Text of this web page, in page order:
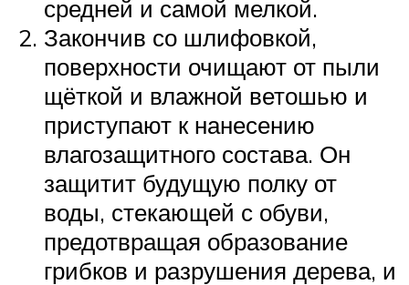
средней и самой мелкой.
Закончив со шлифовкой,
поверхности очищают от пыли
щёткой и влажной ветошью и
приступают к нанесению
влагозащитного состава. Он
защитит будущую полку от
воды, стекающей с обуви,
предотвращая образование
грибков и разрушения дерева, и